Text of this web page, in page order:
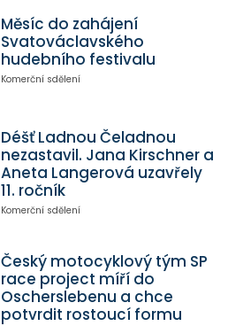
Měsíc do zahájení
Svatováclavského
hudebního festivalu
Komerční sdělení
Déšť Ladnou Čeladnou
nezastavil. Jana Kirschner a
Aneta Langerová uzavřely
11. ročník
Komerční sdělení
Český motocyklový tým SP
race project míří do
Oscherslebenu a chce
potvrdit rostoucí formu